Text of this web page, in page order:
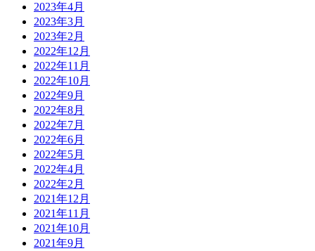
2023年4月
2023年3月
2023年2月
2022年12月
2022年11月
2022年10月
2022年9月
2022年8月
2022年7月
2022年6月
2022年5月
2022年4月
2022年2月
2021年12月
2021年11月
2021年10月
2021年9月